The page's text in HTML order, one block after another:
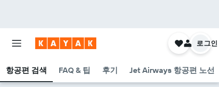
항공편 검색 FAQ & 팁 후기 Jet Airways 항공편 노선
로그인